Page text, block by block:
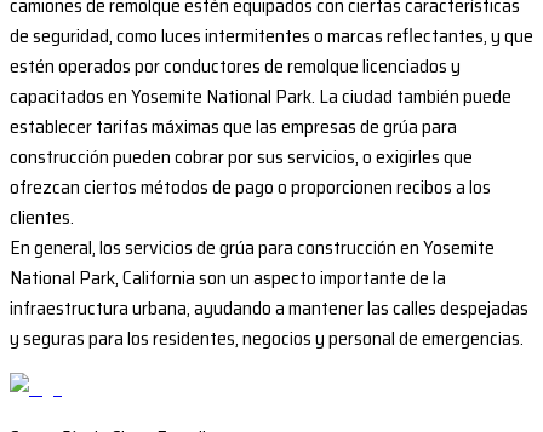
de seguridad, como luces intermitentes o marcas reflectantes, y que
estén operados por conductores de remolque licenciados y
capacitados en Yosemite National Park. La ciudad también puede
establecer tarifas máximas que las empresas de grúa para
construcción pueden cobrar por sus servicios, o exigirles que
ofrezcan ciertos métodos de pago o proporcionen recibos a los
clientes.
En general, los servicios de grúa para construcción en Yosemite
National Park, California son un aspecto importante de la
infraestructura urbana, ayudando a mantener las calles despejadas
y seguras para los residentes, negocios y personal de emergencias.